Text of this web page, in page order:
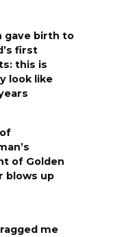
gave birth to
first
this is
look like
of Golden
blows up
me